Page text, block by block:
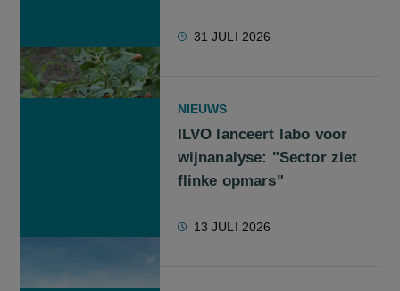
31 JULI 2026
NIEUWS
ILVO lanceert labo voor
wijnanalyse: "Sector ziet
flinke opmars"
13 JULI 2026